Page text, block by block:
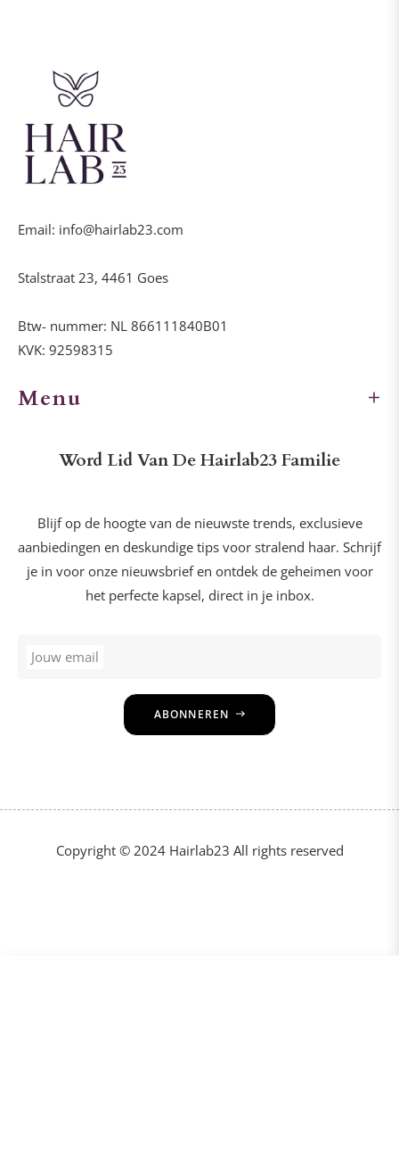
Email: info@hairlab23.com
Stalstraat 23, 4461 Goes
Btw- nummer: NL 866111840B01
KVK: 92598315
Menu
Word Lid Van De Hairlab23 Familie
Blijf op de hoogte van de nieuwste trends, exclusieve
aanbiedingen en deskundige tips voor stralend haar. Schrijf
je in voor onze nieuwsbrief en ontdek de geheimen voor
het perfecte kapsel, direct in je inbox.
Jouw email
ABONNEREN
Copyright © 2024 Hairlab23 All rights reserved